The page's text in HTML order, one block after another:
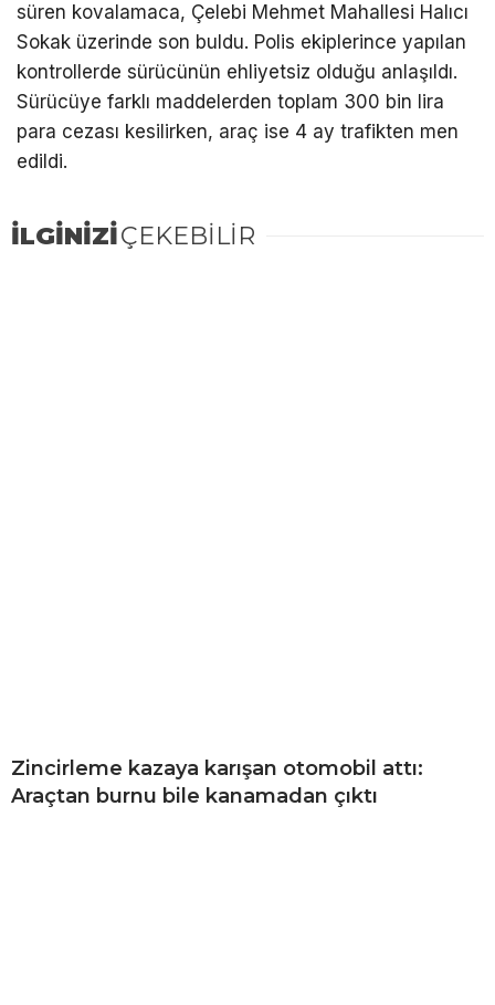
Instagram
süren kovalamaca, Çelebi Mehmet Mahallesi Halıcı
Sokak üzerinde son buldu. Polis ekiplerince yapılan
kontrollerde sürücünün ehliyetsiz olduğu anlaşıldı.
Sürücüye farklı maddelerden toplam 300 bin lira
para cezası kesilirken, araç ise 4 ay trafikten men
edildi.
İLGİNİZİÇEKEBİLİR
Zincirleme kazaya karışan otomobil attı:
Araçtan burnu bile kanamadan çıktı